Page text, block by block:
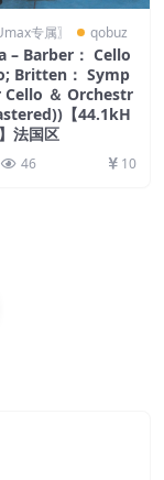
专属〗 qobuz
– Barber： Cello
Britten： Symp
＆ Orchestr
法国区
46 10